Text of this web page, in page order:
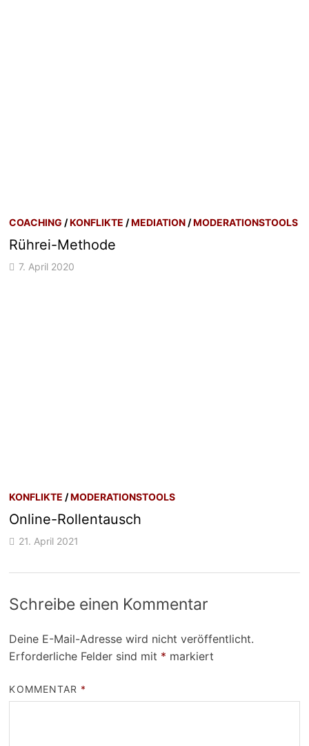
COACHING /KONFLIKTE /MEDIATION /MODERATIONSTOOLS
Rührei-Methode
7. April 2020
KONFLIKTE /MODERATIONSTOOLS
Online-Rollentausch
21. April 2021
Schreibe einen Kommentar
Deine E-Mail-Adresse wird nicht veröffentlicht.
Erforderliche Felder sind mit * markiert
KOMMENTAR *